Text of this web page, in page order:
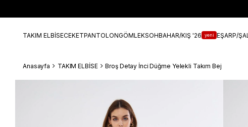
TAKIM ELBİSECEKETPANTOLONGÖMLEKSOHBAHAR/KIŞ '26 yeni EŞARP/ŞAL
Anasayfa TAKIM ELBİSE Broş Detay İnci Düğme Yelekli Takım Bej